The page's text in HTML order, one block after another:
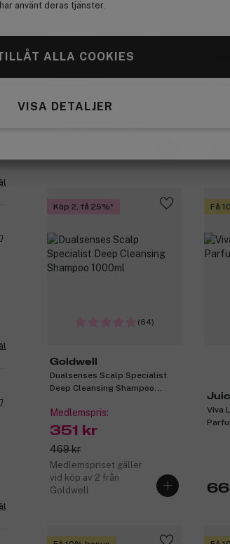
använt deras tjänster.
ALLA COOKIES
VISA DETALJER
Dualsenses Color Brilliance
Extra Rich Shampoo 1000ml
469 kr
Köp 2, få 25%
(64)
Goldwell
Dualsenses Scalp Specialist
Deep Cleansing Shampoo
Medlemspris:
351 kr
469 kr
Medlemspriset gäller
vid köp av 2 från
Goldwell
Få
Viva